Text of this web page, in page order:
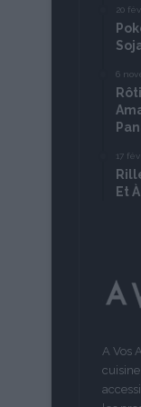
20
6
17
Et
A Vos